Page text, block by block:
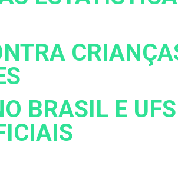
BRASIL E